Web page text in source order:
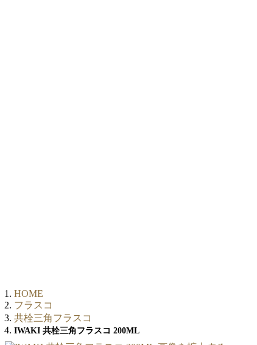
HOME
フラスコ
共栓三角フラスコ
IWAKI 共栓三角フラスコ 200ML